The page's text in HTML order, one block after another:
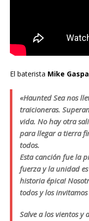
El baterista Mike
«Haunted Sea nos
traicioneras.
vida. No hay otra
para llegar a tierra
todos.
Esta canción fue la
fuerza y la unidad
historia épica!
todos y los
Salve a los vientos y